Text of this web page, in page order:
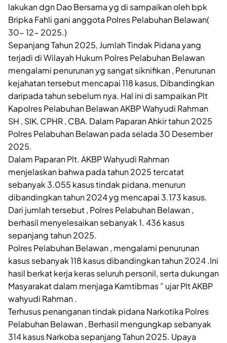
lakukan dgn Dao Bersama yg di sampaikan oleh bpk
Bripka Fahli gani anggota Polres Pelabuhan Belawan(
30- 12- 2025.)
Sepanjang Tahun 2025, Jumlah Tindak Pidana yang
terjadi di Wilayah Hukum Polres Pelabuhan Belawan
mengalami penurunan yg sangat siknifikan , Penurunan
kejahatan tersebut mencapai 118 kasus, Dibandingkan
daripada tahun sebelum nya. Hal ini di sampaikan Plt
Kapolres Pelabuhan Belawan AKBP Wahyudi Rahman
SH , SIK, CPHR , CBA. Dalam Paparan Ahkir tahun 2025
Polres Pelabuhan Belawan pada selada 30 Desember
2025.
Dalam Paparan Plt. AKBP Wahyudi Rahman
menjelaskan bahwa pada tahun 2025 tercatat
sebanyak 3.055 kasus tindak pidana, menurun
dibandingkan tahun 2024 yg mencapai 3.173 kasus.
Dari jumlah tersebut , Polres Pelabuhan Belawan ,
berhasil menyelesaikan sebanyak 1. 436 kasus
sepanjang tahun 2025.
Polres Pelabuhan Belawan , mengalami penurunan
kasus sebanyak 118 kasus dibandingkan tahun 2024 .Ini
hasil berkat kerja keras seluruh personil, serta dukungan
Masyarakat dalam menjaga Kamtibmas ” ujar Plt AKBP
wahyudi Rahman .
Terhusus penanganan tindak pidana Narkotika Polres
Pelabuhan Belawan , Berhasil mengungkap sebanyak
314 kasus Narkoba sepanjang Tahun 2025. Upaya